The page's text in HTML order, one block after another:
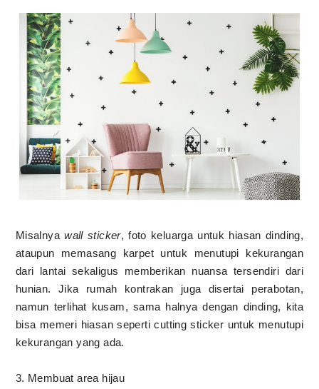
Misalnyawall sticker, foto keluarga untuk hiasan dinding,
ataupun memasang karpet untuk menutupi kekurangan
dari lantai sekaligus memberikan nuansa tersendiri dari
hunian. Jika rumah kontrakan juga disertai perabotan,
namun terlihat kusam, sama halnya dengan dinding, kita
bisa memeri hiasan seperti cutting sticker untuk menutupi
kekurangan yang ada.
3. Membuat area hijau